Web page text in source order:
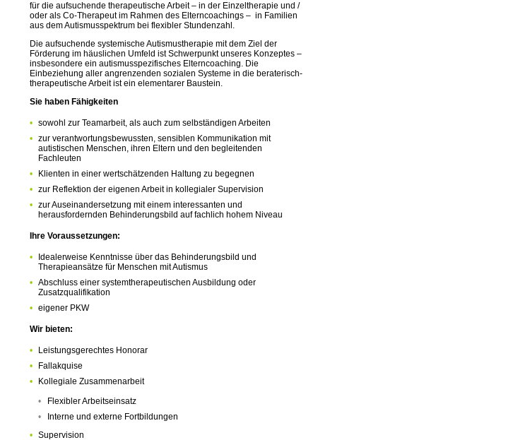
für die aufsuchende therapeutische Arbeit – in der Einzeltherapie und /
oder als Co-Therapeut im Rahmen des Elterncoachings – in Familien
aus dem Autismusspektrum bei flexibler Stundenzahl.
Die aufsuchende systemische Autismustherapie mit dem Ziel der
Förderung im häuslichen Umfeld ist Schwerpunkt unseres Konzeptes –
insbesondere ein autismusspezifisches Elterncoaching. Die
Einbeziehung aller angrenzenden sozialen Systeme in die beraterisch-
therapeutische Arbeit ist ein elementarer Baustein.
Sie haben Fähigkeiten
sowohl zur Teamarbeit, als auch zum selbständigen Arbeiten
zur verantwortungsbewussten, sensiblen Kommunikation mit
autistischen Menschen, ihren Eltern und den begleitenden
Fachleuten
Klienten in einer wertschätzenden Haltung zu begegnen
zur Reflektion der eigenen Arbeit in kollegialer Supervision
zur Auseinandersetzung mit einem interessanten und
herausfordernden Behinderungsbild auf fachlich hohem Niveau
Ihre Voraussetzungen:
Idealerweise Kenntnisse über das Behinderungsbild und
Therapieansätze für Menschen mit Autismus
Abschluss einer systemtherapeutischen Ausbildung oder
Zusatzqualifikation
eigener PKW
Wir bieten:
Leistungsgerechtes Honorar
Fallakquise
Kollegiale Zusammenarbeit
Flexibler Arbeitseinsatz
Interne und externe Fortbildungen
Supervision